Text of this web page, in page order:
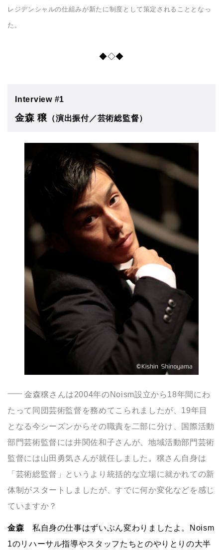
レジデンシャルの仕組みが新たに制度として策定されることとなっ
た。
◆◇◆
Interview #1
金森 穣 （演出振付／芸術総監督）
金森穣さんは2004年のNoism設立から18年間にわ
たって同団芸術監督を務めてこられましたが、19年目
となる今シーズンからその職責を二部に分け、国際活動
部門芸術監督には井関佐和子さんが、地域活動部門芸術
監督には山田勇気さんが就任しました。穣さん自身は
「芸術総監督」というより統括的な立場に就かれての新
体制がスタートしましたが、すでに何か変化などを感じ
ていますか？
金森 私自身の仕事はずいぶん変わりましたよ。Noism
1のリハーサル指導やスタッフたちとのやりとりの大半